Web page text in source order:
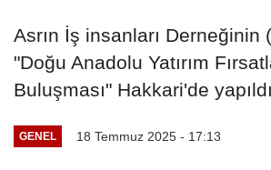
Asrın İş insanları Derneğinin
"Doğu Anadolu Yatırım
Buluşması" Hakkari'de
GENEL 18 Temmuz 2025 - 17:13